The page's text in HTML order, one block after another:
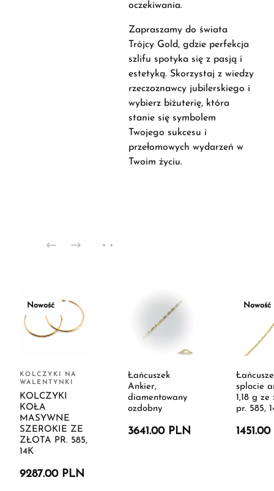
oczekiwania.
Zapraszamy do świata
Trójcy Gold, gdzie perfekcja
szlifu spotyka się z pasją i
estetyką. Skorzystaj z wiedzy
rzeczoznawcy jubilerskiego i
wybierz biżuterię, która
stanie się symbolem
Twojego sukcesu i
przełomowych wydarzeń w
Twoim życiu.
Nowość
KOLCZYKI NA
WALENTYNKI
KOLCZYKI
KOŁA
MASYWNE
SZEROKIE ZE
ZŁOTA PR. 585,
14K
9287.00 PLN
Łańcuszek
Ankier,
diamentowany
ozdobny
3641.00 PLN
Nowość
splocie
1,18 g ze
pr. 585,